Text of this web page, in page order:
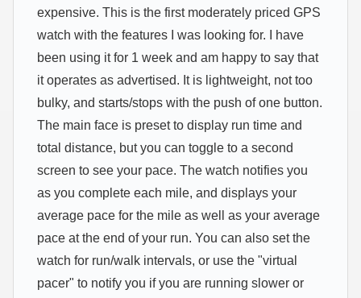
expensive. This is the first moderately priced GPS
watch with the features I was looking for. I have
been using it for 1 week and am happy to say that
it operates as advertised. It is lightweight, not too
bulky, and starts/stops with the push of one button.
The main face is preset to display run time and
total distance, but you can toggle to a second
screen to see your pace. The watch notifies you
as you complete each mile, and displays your
average pace for the mile as well as your average
pace at the end of your run. You can also set the
watch for run/walk intervals, or use the "virtual
pacer" to notify you if you are running slower or